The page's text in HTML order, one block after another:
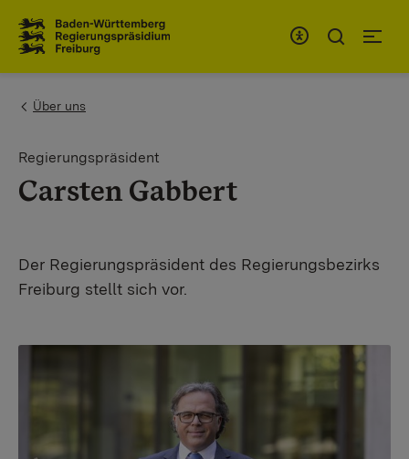
You are here:
Über uns
Regierungspräsident
Carsten Gabbert
Der Regierungspräsident des Regierungsbezirks
Freiburg stellt sich vor.